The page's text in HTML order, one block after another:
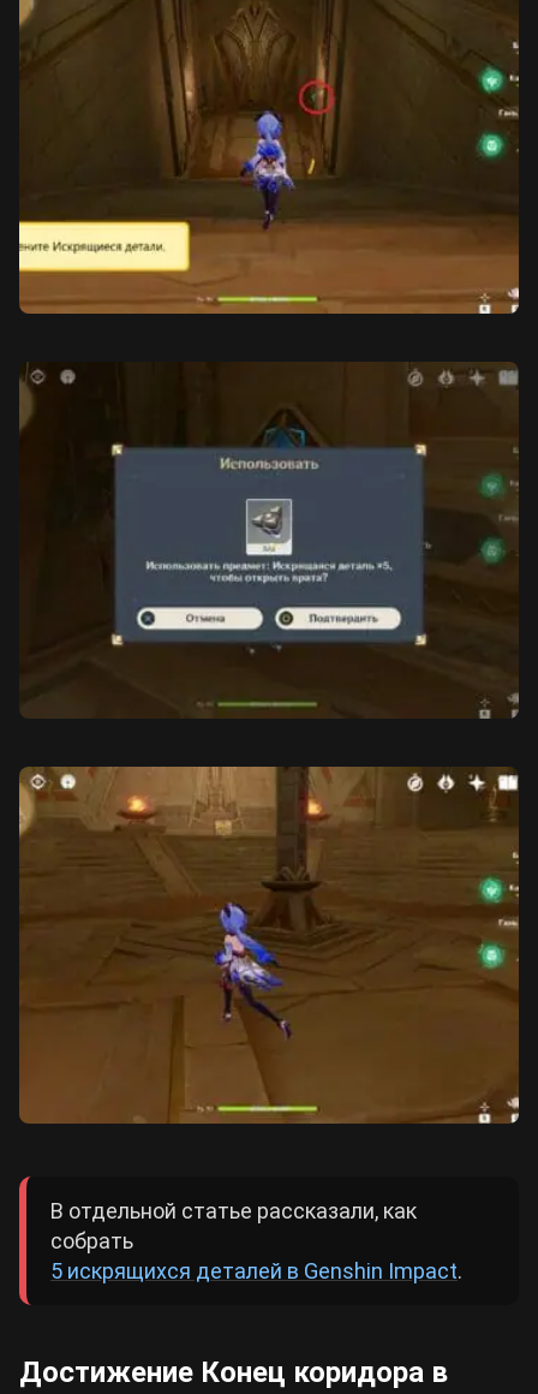
В отдельной статье рассказали, как
собрать
5 искрящихся деталей в Genshin Impact.
Достижение Конец коридора в